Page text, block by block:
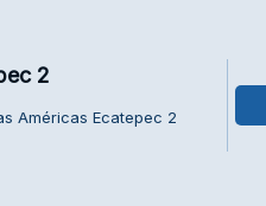
2
Américas Ecatepec 2